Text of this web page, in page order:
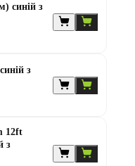
синій з
з
12ft
з